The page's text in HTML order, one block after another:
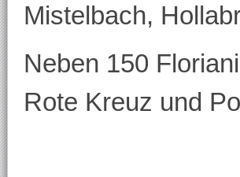
Mistelbach,
Neben 150
Rote Kreuz und